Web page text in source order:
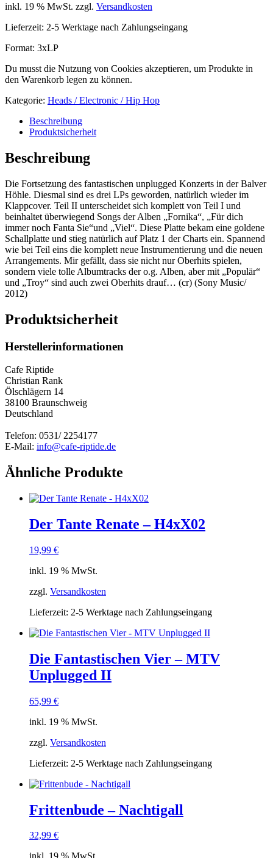
inkl. 19 % MwSt. zzgl. Versandkosten
Lieferzeit: 2-5 Werktage nach Zahlungseingang
Format: 3xLP
Du musst die Nutzung von Cookies akzeptieren, um Produkte in
den Warenkorb legen zu können.
Kategorie: Heads / Electronic / Hip Hop
Beschreibung
Produktsicherheit
Beschreibung
Die Fortsetzung des fantastischen unplugged Konzerts in der Balver
Höhle. Diesmal sind es drei LPs geworden, natürlich wieder im
Klappcover. Teil II unterscheidet sich komplett von Teil I und
beinhaltet überwiegend Songs der Alben „Fornika“, „Für dich
immer noch Fanta Sie“und „Viel“. Diese Platte bekam eine goldene
Schallplatte und stieg natürlich auf Platz 1 der Charts ein. Spannend
wie bei Teil eins die komplett neue Instrumentierung und die neuen
Arrangements. Mir gefällt, dass sie nicht nur Oberhits spielen,
sondern viele tolle Albumtracks der o.g. Alben, aber mit „Populär“
und „Troy“ sind auch zwei Oberhits drauf… (cr) (Sony Music/
2012)
Produktsicherheit
Herstellerinformationen
Cafe Riptide
Christian Rank
Ölschlägern 14
38100 Braunschweig
Deutschland
Telefon: 0531/ 2254177
E-Mail: info@cafe-riptide.de
Ähnliche Produkte
Der Tante Renate – H4xX02
19,99 €
inkl. 19 % MwSt.
zzgl. Versandkosten
Lieferzeit: 2-5 Werktage nach Zahlungseingang
Die Fantastischen Vier – MTV
Unplugged II
65,99 €
inkl. 19 % MwSt.
zzgl. Versandkosten
Lieferzeit: 2-5 Werktage nach Zahlungseingang
Frittenbude – Nachtigall
32,99 €